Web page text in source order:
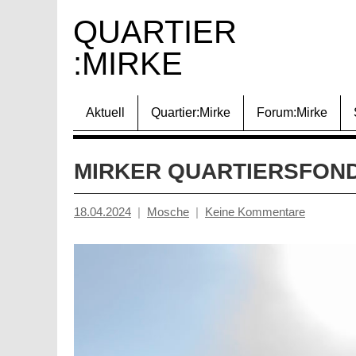
Inhalt
springen
QUARTIER
:MIRKE
Aktuell Quartier:Mirke Forum:Mirke
MIRKER
18.04.2024 Mosche Keine Kommentare